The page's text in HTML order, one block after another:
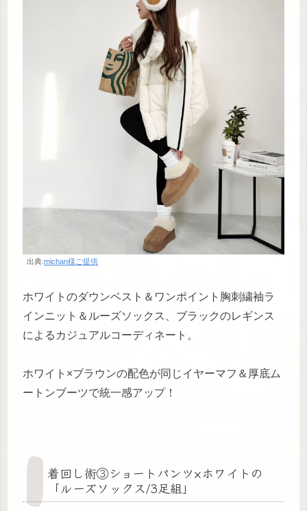
出典:michan様ご提供
ホワイトのダウンベスト＆ワンポイント胸刺繍袖ラ
インニット＆ルーズソックス、ブラックのレギンス
によるカジュアルコーディネート。
ホワイト×ブラウンの配色が同じイヤーマフ＆厚底ム
ートンブーツで統一感アップ！
着回し術③ショートパンツ×ホワイトの
「ルーズソックス/3足組」